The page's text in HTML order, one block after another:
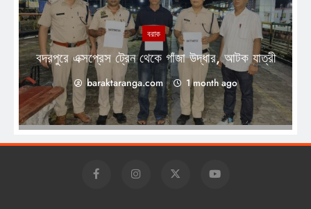
বরাক
বদরপুরে এক্সপ্রেস ট্রেন থেকে গাঁজা উদ্ধার, আটক যাত্রী
baraktaranga.com 1 month ago